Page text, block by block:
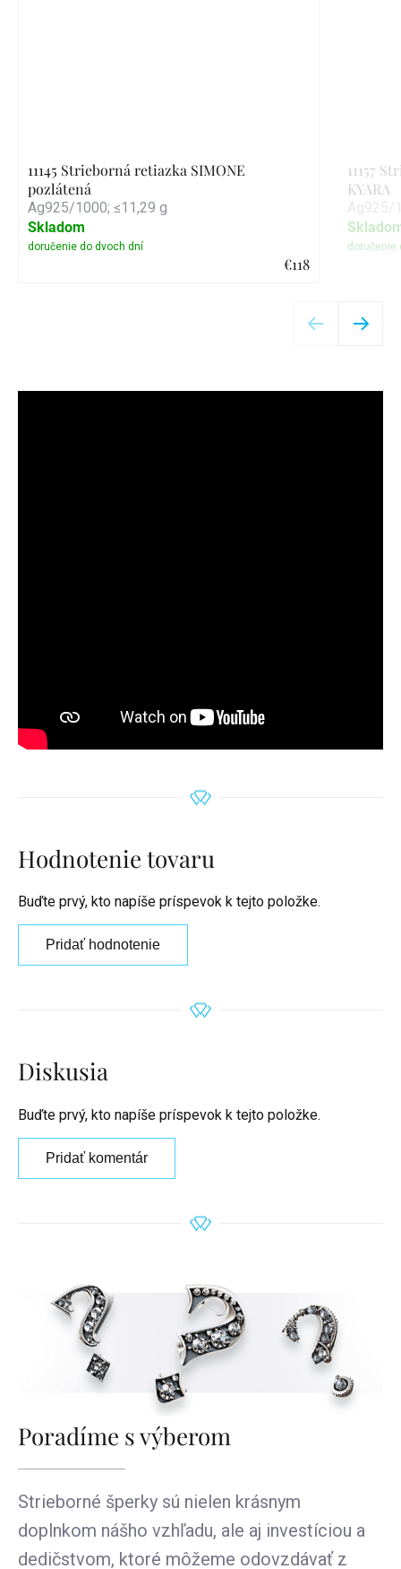
11145 Strieborná retiazka SIMONE
pozlátená
Ag925/1000; ≤11,29 g
€118
Skladom
11157
KYARA
Hodnotenie tovaru
Buďte prvý, kto napíše príspevok k tejto položke.
Pridať hodnotenie
Diskusia
Buďte prvý, kto napíše príspevok k tejto položke.
Pridať komentár
Poradíme s výberom
Strieborné šperky sú nielen krásnym
doplnkom nášho vzhľadu, ale aj investíciou a
dedičstvom, ktoré môžeme odovzdávať z